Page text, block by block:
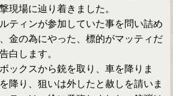
現場に辿り着きました。
ティンが参加していた事を問い詰め
金の為にやった、標的がマッティだ
白します。
ックスから銃を取り、車を降りま
降り、狙いは外したと赦しを請いま